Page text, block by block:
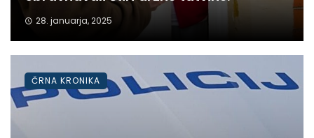
28. januarja, 2025
ČRNA KRONIKA